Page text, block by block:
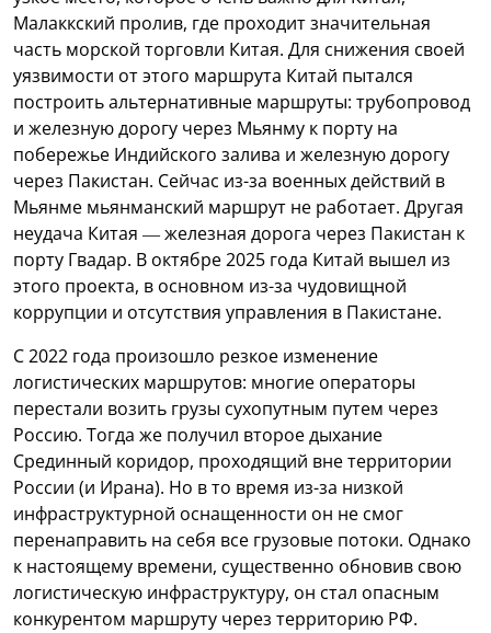
Малаккский пролив, где проходит значительная
часть морской торговли Китая. Для снижения своей
уязвимости от этого маршрута Китай пытался
построить альтернативные маршруты: трубопровод
и железную дорогу через Мьянму к порту на
побережье Индийского залива и железную дорогу
через Пакистан. Сейчас из-за военных действий в
Мьянме мьянманский маршрут не работает. Другая
неудача Китая — железная дорога через Пакистан к
порту Гвадар. В октябре 2025 года Китай вышел из
этого проекта, в основном из-за чудовищной
коррупции и отсутствия управления в Пакистане.
С 2022 года произошло резкое изменение
логистических маршрутов: многие операторы
перестали возить грузы сухопутным путем через
Россию. Тогда же получил второе дыхание
Срединный коридор, проходящий вне территории
России (и Ирана). Но в то время из-за низкой
инфраструктурной оснащенности он не смог
перенаправить на себя все грузовые потоки. Однако
к настоящему времени, существенно обновив свою
логистическую инфраструктуру, он стал опасным
конкурентом маршруту через территорию РФ.